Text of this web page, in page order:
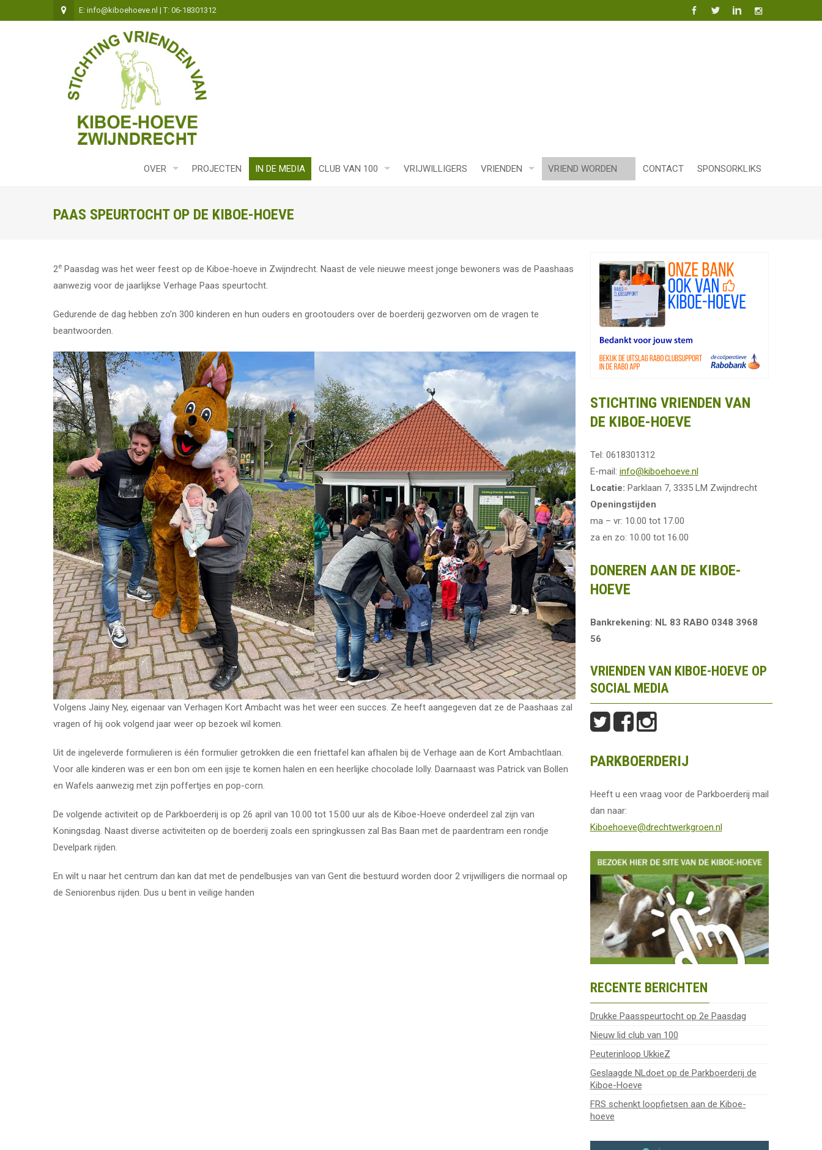
E: info@kiboehoeve.nl | T: 06-18301312
OVER PROJECTEN IN DE MEDIA CLUB VAN 100 VRIJWILLIGERS VRIENDEN VRIEND WORDEN CONTACT SPONSORKLIKS
PAAS SPEURTOCHT OP DE KIBOE-HOEVE
2e Paasdag was het weer feest op de Kiboe-hoeve in Zwijndrecht. Naast de vele nieuwe meest jonge bewoners was de Paashaas
aanwezig voor de jaarlijkse Verhage Paas speurtocht.
Gedurende de dag hebben zo’n 300 kinderen en hun ouders en grootouders over de boerderij gezworven om de vragen te
beantwoorden.
Volgens Jainy Ney, eigenaar van Verhagen Kort Ambacht was het weer een succes. Ze heeft aangegeven dat ze de Paashaas zal
vragen of hij ook volgend jaar weer op bezoek wil komen.
Uit de ingeleverde formulieren is één formulier getrokken die een friettafel kan afhalen bij de Verhage aan de Kort Ambachtlaan.
Voor alle kinderen was er een bon om een ijsje te komen halen en een heerlijke chocolade lolly. Daarnaast was Patrick van Bollen
en Wafels aanwezig met zijn poffertjes en pop-corn.
De volgende activiteit op de Parkboerderij is op 26 april van 10.00 tot 15.00 uur als de Kiboe-Hoeve onderdeel zal zijn van
Koningsdag. Naast diverse activiteiten op de boerderij zoals een springkussen zal Bas Baan met de paardentram een rondje
Develpark rijden.
En wilt u naar het centrum dan kan dat met de pendelbusjes van van Gent die bestuurd worden door 2 vrijwilligers die normaal op
de Seniorenbus rijden. Dus u bent in veilige handen
STICHTING VRIENDEN VAN
DE KIBOE-HOEVE
Tel: 0618301312
E-mail: info@kiboehoeve.nl
Locatie: Parklaan 7, 3335 LM Zwijndrecht
Openingstijden
ma – vr: 10.00 tot 17.00
za en zo: 10.00 tot 16.00
DONEREN AAN DE KIBOE-
HOEVE
Bankrekening: NL 83 RABO 0348 3968
56
VRIENDEN VAN KIBOE-HOEVE OP
SOCIAL MEDIA
PARKBOERDERIJ
Heeft u een vraag voor de Parkboerderij mail
dan naar:
Kiboehoeve@drechtwerkgroen.nl
RECENTE BERICHTEN
Drukke Paasspeurtocht op 2e Paasdag
Nieuw lid club van 100
Peuterinloop UkkieZ
Geslaagde NLdoet op de Parkboerderij de
Kiboe-Hoeve
FRS schenkt loopfietsen aan de Kiboe-
hoeve